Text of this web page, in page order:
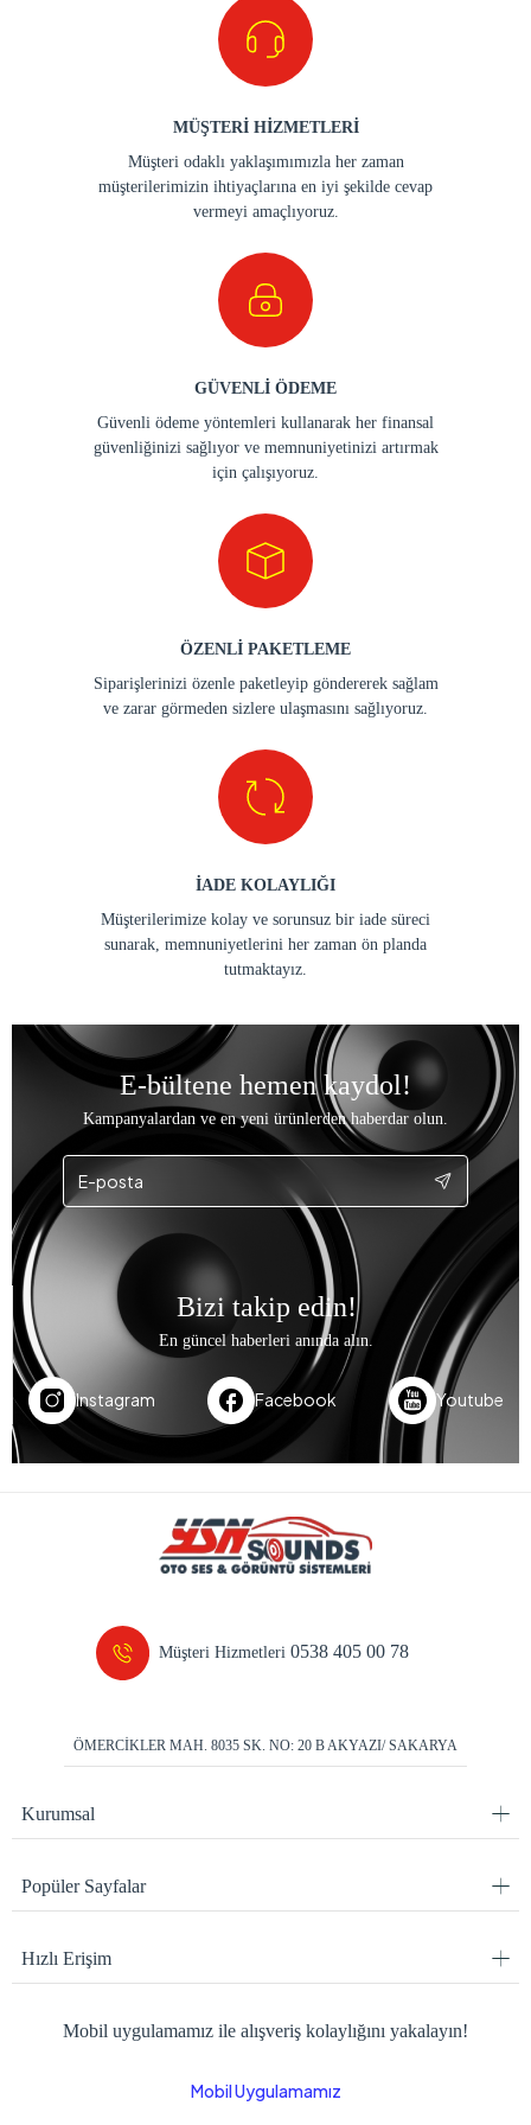
MÜŞTERİ HİZMETLERİ
Müşteri odaklı yaklaşımımızla her zaman
müşterilerimizin ihtiyaçlarına en iyi şekilde cevap
vermeyi amaçlıyoruz.
GÜVENLİ ÖDEME
Güvenli ödeme yöntemleri kullanarak her finansal
güvenliğinizi sağlıyor ve memnuniyetinizi artırmak
için çalışıyoruz.
ÖZENLİ PAKETLEME
Siparişlerinizi özenle paketleyip göndererek sağlam
ve zarar görmeden sizlere ulaşmasını sağlıyoruz.
İADE KOLAYLIĞI
Müşterilerimize kolay ve sorunsuz bir iade süreci
sunarak, memnuniyetlerini her zaman ön planda
tutmaktayız.
E-bültene hemen kaydol!
Kampanyalardan ve en yeni ürünlerden haberdar olun.
Bizi takip edin!
En güncel haberleri anında alın.
Instagram Facebook Youtube
Müşteri Hizmetleri0538 405 00 78
ÖMERCİKLER MAH. 8035 SK. NO: 20 B AKYAZI/ SAKARYA
Kurumsal
Popüler Sayfalar
Hızlı Erişim
Mobil uygulamamız ile alışveriş kolaylığını yakalayın!
Mobil Uygulamamız